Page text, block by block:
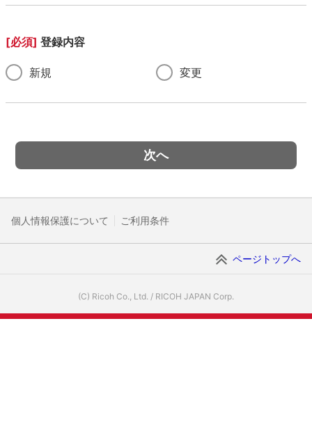
[必須] 登録内容
新規 変更
個人情報保護について ご利用条件
ページトップへ
(C) Ricoh Co., Ltd. / RICOH JAPAN Corp.